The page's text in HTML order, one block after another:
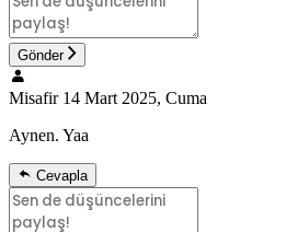
Gönder
Misafir 14 Mart 2025, Cuma
Aynen. Yaa
Cevapla